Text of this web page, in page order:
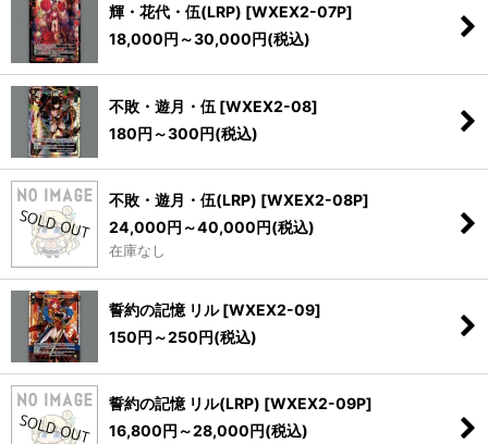
輝・花代・伍(LRP) [WXEX2-07P]
18,000円 ～30,000円(税込)
不敗・遊月・伍 [WXEX2-08]
180円 ～300円(税込)
不敗・遊月・伍(LRP) [WXEX2-08P]
24,000円 ～40,000円(税込)
在庫なし
誓約の記憶 リル [WXEX2-09]
150円 ～250円(税込)
誓約の記憶 リル(LRP) [WXEX2-09P]
16,800円 ～28,000円(税込)